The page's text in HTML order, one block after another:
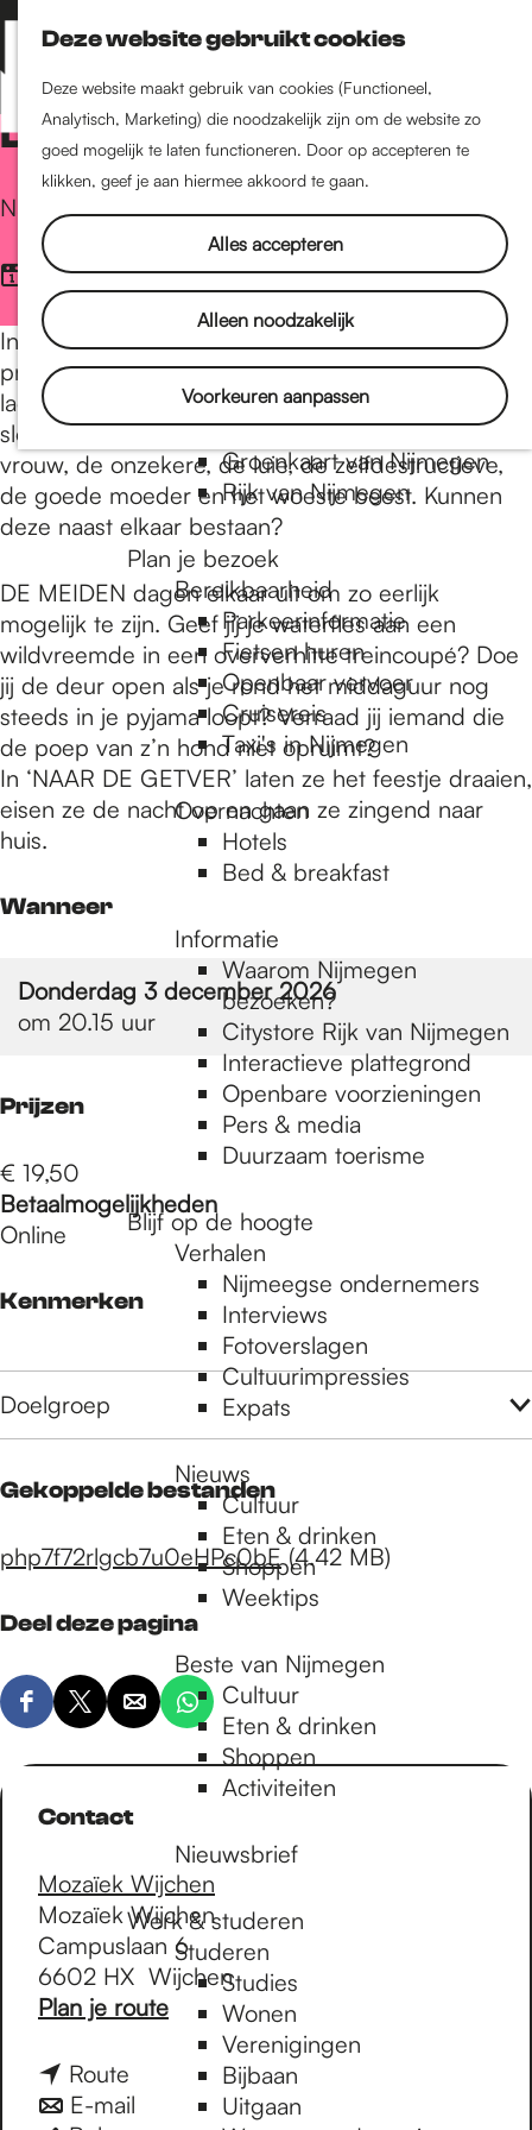
Deze website gebruikt cookies
Deze website maakt gebruik van cookies (Functioneel,
Analytisch, Marketing) die noodzakelijk zijn om de website zo
goed mogelijk te laten functioneren. Door op accepteren te
klikken, geef je aan hiermee akkoord te gaan.
Alles accepteren
Alleen noodzakelijk
Voorkeuren aanpassen
Z
o
e
k
e
K
a
a
r
t
M
e
n
Nijmegen-Nieuw-West
Nijmegen-Oud-West
Dukenburg
Lindenholt
Historie
De oudste stad van
Nederland
Historische tijdlijn
Romeinse Limes
Vrede van Nijmegen Penning
Natuur in Nijmegen
Groenkaart van Nijmegen
Rijk van Nijmegen
Plan je bezoek
Bereikbaarheid
Parkeerinformatie
Fietsen huren
Openbaar vervoer
Cruisereis
Taxi's in Nijmegen
Overnachten
Hotels
Bed & breakfast
Informatie
Waarom Nijmegen
bezoeken?
Citystore Rijk van Nijmegen
Interactieve plattegrond
Openbare voorzieningen
Pers & media
Duurzaam toerisme
Blijf op de hoogte
Verhalen
Nijmeegse ondernemers
Interviews
Fotoverslagen
Cultuurimpressies
Expats
Nieuws
Cultuur
Eten & drinken
Shoppen
Weektips
Beste van Nijmegen
Cultuur
Eten & drinken
Shoppen
Activiteiten
Nieuwsbrief
Werk & studeren
Studeren
Studies
Wonen
Verenigingen
Bijbaan
Uitgaan
De Meiden van Toen
Naar de Getver
donderdag 3 december
In de cabaretvoorstelling ‘NAAR DE GETVER’
presenteren DE MEIDEN van toen de vrouw als
ladekast. Ze trekken alle lades open; de
sloddervos, de sadist, de slet, de intrigerende
vrouw, de onzekere, de luie, de zelfdestructieve,
de goede moeder en het woeste beest. Kunnen
deze naast elkaar bestaan?
DE MEIDEN dagen elkaar uit om zo eerlijk
mogelijk te zijn. Geef jij je waterfles aan een
wildvreemde in een oververhitte treincoupé? Doe
jij de deur open als je rond het middaguur nog
steeds in je pyjama loopt? Verraad jij iemand die
de poep van z’n hond niet opruimt?
In ‘NAAR DE GETVER’ laten ze het feestje draaien,
eisen ze de nacht op en gaan ze zingend naar
huis.
Wanneer
Donderdag 3 december 2026
om 20.15 uur
Prijzen
€ 19,50
Betaalmogelijkheden
Online
Kenmerken
Doelgroep
Gekoppelde bestanden
php7f72rlgcb7u0eHPc0bE(4.42 MB)
Deel deze pagina
D
e
g
D
e
l
z
e
p
a
g
n
a
D
e
l
e
z
e
p
a
g
a
D
e
d
e
z
e
p
a
g
Contact
Mozaïek Wijchen
Mozaïek Wijchen
Campuslaan 6
6602 HX Wijchen
Plan je routen
Route
a
E-mail